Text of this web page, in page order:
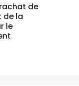
de
de la
le